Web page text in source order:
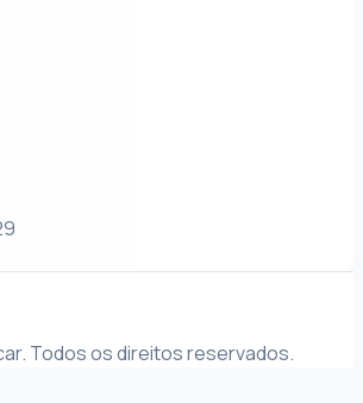
Todos os direitos reservados.